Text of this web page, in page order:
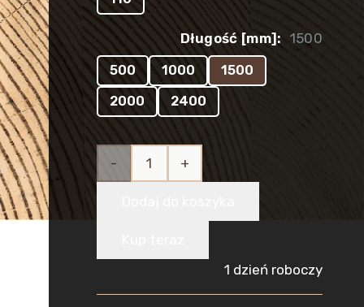
Długość [mm]: 1500
500 1000 1500
2000 2400
ilość
Sosnowa
Strugana
1 dzień roboczy